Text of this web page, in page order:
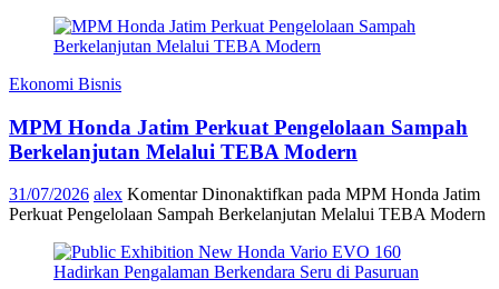
Ekonomi Bisnis
MPM Honda Jatim Perkuat Pengelolaan Sampah
Berkelanjutan Melalui TEBA Modern
31/07/2026 alex Komentar Dinonaktifkan pada MPM Honda Jatim
Perkuat Pengelolaan Sampah Berkelanjutan Melalui TEBA Modern